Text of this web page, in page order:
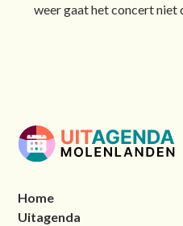
weer gaat het concert niet
Home
Uitagenda